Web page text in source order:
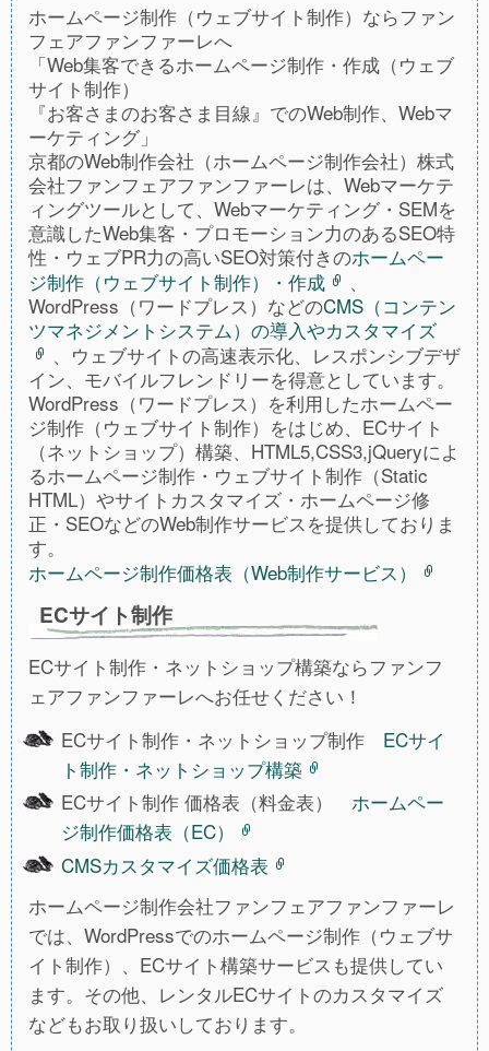
ホームページ制作（ウェブサイト制作）ならファン
フェアファンファーレへ
「Web集客できるホームページ制作・作成（ウェブ
サイト制作）
『お客さまのお客さま目線』でのWeb制作、Webマ
ーケティング」
京都のWeb制作会社（ホームページ制作会社）株式
会社ファンフェアファンファーレは、Webマーケテ
ィングツールとして、Webマーケティング・SEMを
意識したWeb集客・プロモーション力のあるSEO特
性・ウェブPR力の高いSEO対策付きのホームペー
ジ制作（ウェブサイト制作）・作成
、
WordPress（ワードプレス）などのCMS（コンテン
ツマネジメントシステム）の導入やカスタマイズ
、ウェブサイトの高速表示化、レスポンシブデザ
イン、モバイルフレンドリーを得意としています。
WordPress（ワードプレス）を利用したホームペー
ジ制作（ウェブサイト制作）をはじめ、ECサイト
（ネットショップ）構築、HTML5,CSS3,jQueryによ
るホームページ制作・ウェブサイト制作（Static
HTML）やサイトカスタマイズ・ホームページ修
正・SEOなどのWeb制作サービスを提供しておりま
す。
ホームページ制作価格表（Web制作サービス）
ECサイト制作
ECサイト制作・ネットショップ構築ならファンフ
ェアファンファーレへお任せください！
ECサイト制作・ネットショップ制作 ECサイ
ト制作・ネットショップ構築
ECサイト制作 価格表（料金表） ホームペー
ジ制作価格表（EC）
CMSカスタマイズ価格表
ホームページ制作会社ファンフェアファンファーレ
では、WordPressでのホームページ制作（ウェブサ
イト制作）、ECサイト構築サービスも提供してい
ます。その他、レンタルECサイトのカスタマイズ
などもお取り扱いしております。